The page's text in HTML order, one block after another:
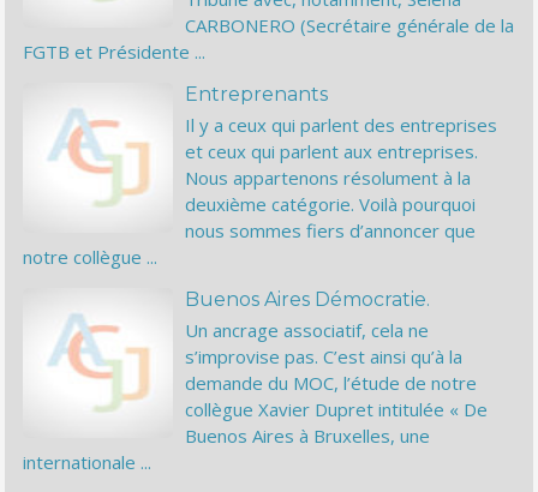
CARBONERO (Secrétaire générale de la
FGTB et Présidente ...
Entreprenants
Il y a ceux qui parlent des entreprises
et ceux qui parlent aux entreprises.
Nous appartenons résolument à la
deuxième catégorie. Voilà pourquoi
nous sommes fiers d’annoncer que
notre collègue ...
Buenos Aires Démocratie.
Un ancrage associatif, cela ne
s’improvise pas. C’est ainsi qu’à la
demande du MOC, l’étude de notre
collègue Xavier Dupret intitulée « De
Buenos Aires à Bruxelles, une
internationale ...